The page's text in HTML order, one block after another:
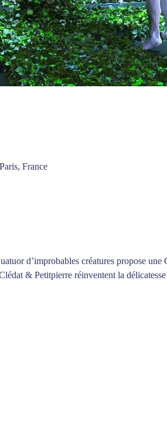
France
d’improbables créatures propose une
& Petitpierre réinventent la délicatesse